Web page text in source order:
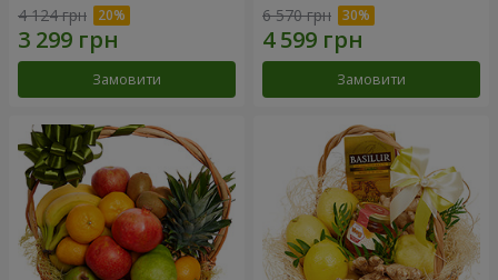
4 124 грн
Замовити
6 570 грн
Замовити